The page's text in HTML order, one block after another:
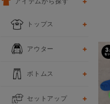
トップス
アウター
ボトムス
セットアップ